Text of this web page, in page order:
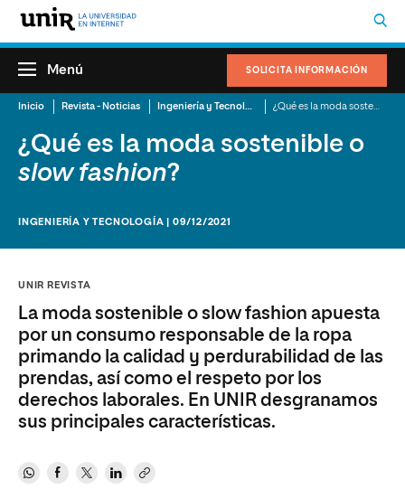
SOLICITA INFORMACIÓN
Menú
Inicio Revista - Noticias Ingeniería y Tecnología
¿Qué es la moda sostenible o
slow fashion?
INGENIERÍA Y TECNOLOGÍA | 09/12/2021
UNIR REVISTA
La moda sostenible o slow fashion apuesta
por un consumo responsable de la ropa
primando la calidad y perdurabilidad de las
prendas, así como el respeto por los
derechos laborales. En UNIR desgranamos
sus principales características.